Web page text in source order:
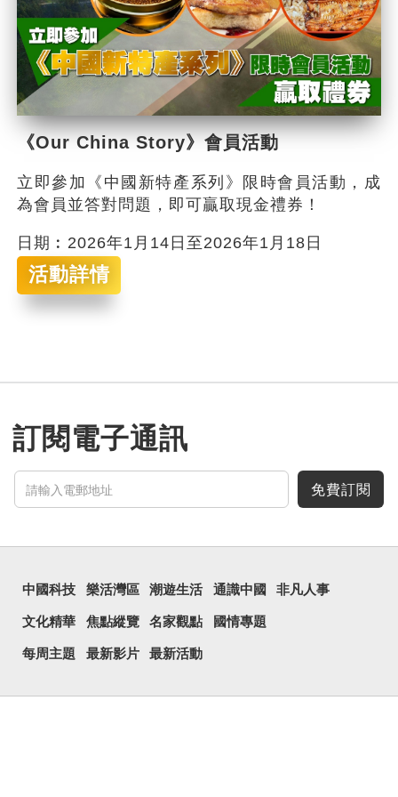
《Our China Story》會員活動
立即參加《中國新特產系列》限時會員活動，成
為會員並答對問題，即可贏取現金禮券！
日期︰2026年1月14日至2026年1月18日
活動詳情
訂閱電子通訊
免費訂閱
中國科技 樂活灣區 潮遊生活 通識中國 非凡人事
文化精華 焦點縱覽 名家觀點 國情專題
每周主題 最新影片 最新活動